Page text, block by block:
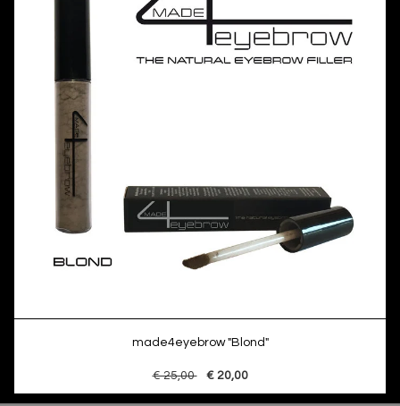
made4eyebrow "Blond"
€ 25,00 € 20,00